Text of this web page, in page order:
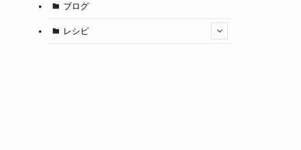
ブログ
レシピ